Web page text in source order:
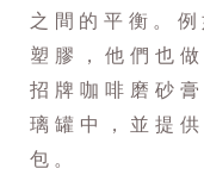
之間的平衡。
塑膠，他們也
招牌咖啡磨砂
璃罐中，並提
包。